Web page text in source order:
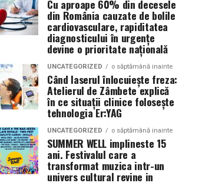
Cu aproape 60% din decesele
din România cauzate de bolile
cardiovasculare, rapiditatea
diagnosticului în urgențe
devine o prioritate națională
UNCATEGORIZED o săptămână inainte
Când laserul înlocuiește freza:
Atelierul de Zâmbete explică
în ce situații clinice folosește
tehnologia Er:YAG
UNCATEGORIZED o săptămână inainte
SUMMER WELL implineste 15
ani. Festivalul care a
transformat muzica intr-un
univers cultural revine in